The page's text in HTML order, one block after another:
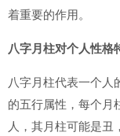
着重要的作用。
八字月柱对个人性格
八字月柱代表一个人
的五行属性，每个月
人，其月柱可能是丑